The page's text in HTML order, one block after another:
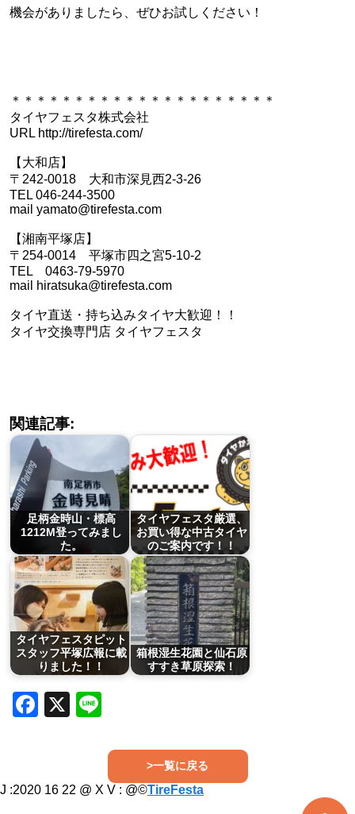
機会がありましたら、ぜひお試しください！
＊＊＊＊＊＊＊＊＊＊＊＊＊＊＊＊＊＊＊＊＊
タイヤフェスタ株式会社
URL http://tirefesta.com/
【大和店】
〒242-0018 大和市深見西2-3-26
TEL 046-244-3500
mail yamato@tirefesta.com
【湘南平塚店】
〒254-0014 平塚市四之宮5-10-2
TEL 0463-79-5970
mail hiratsuka@tirefesta.com
タイヤ直送・持ち込みタイヤ大歓迎！！
タイヤ交換専門店 タイヤフェスタ
関連記事:
足柄金時山・標高
1212M登ってみまし
た。
タイヤフェスタ厳選、
お買い得な中古タイヤ
のご案内です！！
タイヤフェスタピット
スタッフ平塚広報に載
りました！！
箱根湿生花園と仙石原
すすき草原探索！
Facebook
X
>一覧に戻る
J :2020 16 22 @ X V : @©TireFesta